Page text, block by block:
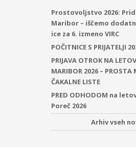
Prostovoljstvo 2026:
Maribor – iščemo
ice za 6. izmeno VIRC
POČITNICE S PRIJATELJI
PRIJAVA OTROK NA
MARIBOR 2026 – PROSTA
ČAKALNE LISTE
PRED ODHODOM na
Poreč 2026
Arhiv vseh